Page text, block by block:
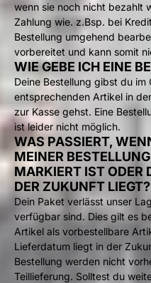
wenn sie noch nicht bezahlt
Zahlung wie. z.Bsp. bei
Bestellung umgehend
vorbereitet und kann somit
WIE GEBE ICH EINE
Deine Bestellung gibst du im
entsprechenden Artikel in
zur Kasse gehst. Eine
ist leider nicht möglich.
WAS PASSIERT,
MEINER
MARKIERT IST ODER
DER ZUKUNFT LIEGT?
Dein Paket verlässt unser
verfügbar sind. Dies gilt es
Artikel als vorbestellbare
Lieferdatum liegt in der
Bestellung werden nicht
Teillieferung. Solltest du